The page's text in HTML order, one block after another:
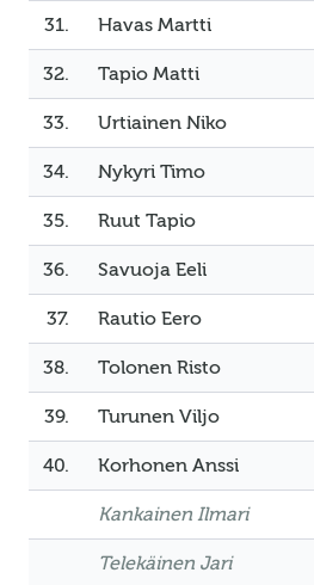
31. Havas Martti
32. Tapio Matti
33. Urtiainen Niko
34. Nykyri Timo
35. Ruut Tapio
36. Savuoja Eeli
37. Rautio Eero
38. Tolonen Risto
39. Turunen Viljo
40. Korhonen Anssi
Kankainen Ilmari
Telekäinen Jari